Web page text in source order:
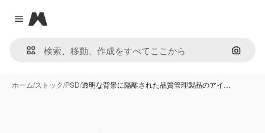
Close menu
Magnific
画像で
ホーム/ストック/PSD/透明な背景に隔離された品質管理製品のアイ…